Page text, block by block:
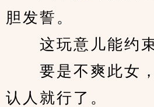
胆发誓。
这玩意儿能约束
要是不爽此女，
认人就行了。